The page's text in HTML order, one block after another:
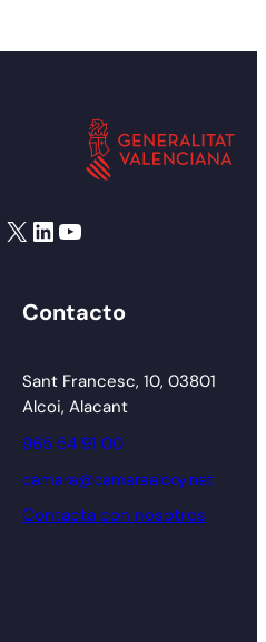
X LinkedIn YouTube
Contacto
Sant Francesc, 10, 03801
Alcoi, Alacant
965 54 91 00
camara@camaraalcoy.net
Contacta con nosotros